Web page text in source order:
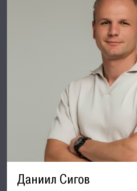
Даниил Сигов
актуальными предложениями!
Если не нашли в нашем профиле то,
позвоните ☎, и мы обязательно
по самым выгодным условиям на
⭐ Добавьте объявление в
С Уважением, Даниил Сигов.
Недвижимость Северо-Запада.